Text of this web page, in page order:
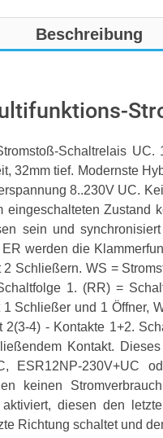
Beschreibung
Schaltrelais
32mm tief. Modernste
8..230V UC.
eingeschalteten Zustand
sein und
werden die
2 Schließern. WS =
1. (RR) =
Schließer und 1 Öffner,
2(3-4) - Kontakte 1+2.
Kontakt.
ESR12NP-230V+UC
keinen
aktiviert, diesen den
Richtung schaltet und